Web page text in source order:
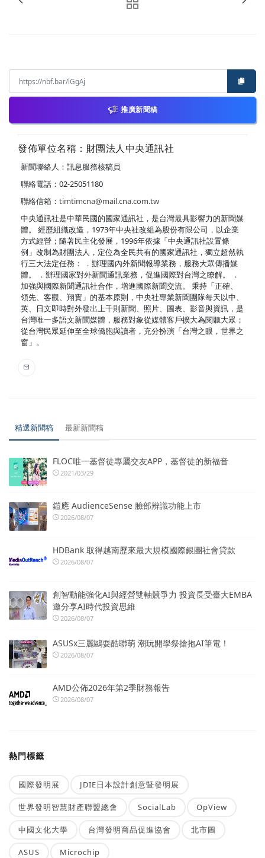
推廣新聞稿
發佈單位名稱：財團法人中央通訊社
新聞聯絡人：訊息服務核稿員
聯絡電話：02-25051180
聯絡信箱： timtimcna@mail.cna.com.tw
中央通訊社是中華民國的國家通訊社，是台灣最具影響力的新聞媒
體。 經歷組織改造，1973年中央社改組為股份有限公司，以企業
方式經營；隨著民主化發展，1996年依據「中央通訊社設置條
例」改制為財團法人，定位為全民共有的國家通訊社，獨立超然執
行三大法定任務： ．辦理國內外新聞報導業務，服務大眾傳播媒
體。 ．辦理國家對外新聞通訊業務，促進國際對台灣之瞭解。 ．
加強與國際新聞通訊社合作，增進國際新聞交流。 秉持「正確、
領先、客觀、翔實」的基本原則，中央社專業新聞團隊每天以中、
英、日文即時對外發出上千則新聞、照片、圖表、影音與資訊，是
台灣唯一多語文新聞媒體，服務對象從媒體客戶擴大為閱聽大眾；
從台灣民眾延伸至全球僑胞與讀者，充分扮演「台灣之眼，世界之
窗」。
精選新聞稿 最新新聞稿
FLOC唯一基督徒專屬交友APP，基督徒的新福音
2021/03/29
鎧應 AudienceSense 臉部辨識功能上市
2026/08/07
HDBank 取得越南歷來最大規模國際銀團社會貸款
2026/08/07
創智動能強化AI與經營雙軸競爭力 投資長受臺大EMBA
邀分享AI時代投資思維
2026/08/07
ASUSx三麗鷗耍酷聯萌 潮玩開學祭搶抱AI筆電！
2026/08/07
AMD公佈2026年第2季財務報告
2026/08/07
熱門標籤
國際發明展 JDIE日本設計創意暨發明展
世界發明智慧財產聯盟總會 SocialLab OpView
中國文化大學 台灣發明商品促進協會 北市圖
ASUS Microchip